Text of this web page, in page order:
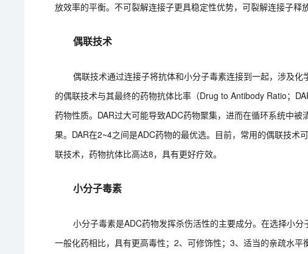
放效率的平衡。不可裂解连接子更具稳定性优势，可裂解连接子释
偶联技术
偶联技术通过连接子将抗体和小分子毒素连接到一起，涉及
的偶联技术与其最终的药物抗体比率（Drug to Antibody Ratio；
药物性质。DAR过大可能导致ADC药物聚集，进而在循环系统中
果。DAR在2~4之间是ADC药物的最优选。目前，常用的偶联技
联技术，药物抗体比高达8，具有更好疗效。
小分子毒素
小分子毒素是ADC药物发挥杀伤活性的主要成分。在选择小
一般化药相比，具有更高毒性；2、可修饰性；3、适当的亲疏水平